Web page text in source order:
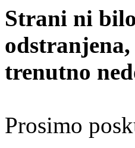
Strani ni
trenutno
Prosimo